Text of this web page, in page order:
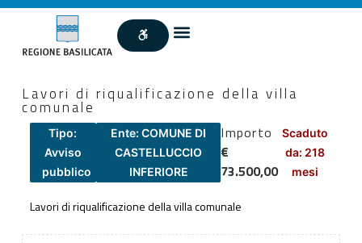
Lavori di riqualificazione della villa
comunale
Tipo:
Avviso
pubblico
Ente: COMUNE DI
CASTELLUCCIO
INFERIORE
Importo
€
73.500,00
Scaduto
da: 218
mesi
Lavori di riqualificazione della villa comunale